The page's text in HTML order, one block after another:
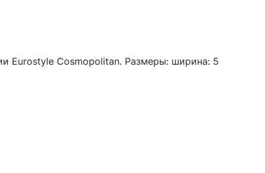
Eurostyle Cosmopolitan. Размеры: ширина: 5